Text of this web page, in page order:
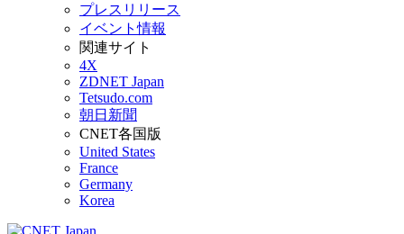
プレスリリース
イベント情報
関連サイト
4X
ZDNET Japan
Tetsudo.com
朝日新聞
CNET各国版
United States
France
Germany
Korea